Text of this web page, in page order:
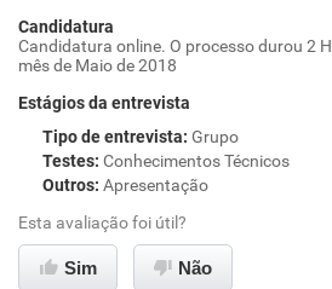
Candidatura
Candidatura online. O processo durou 2
mês de Maio de 2018
Estágios da entrevista
Tipo de entrevista: Grupo
Testes: Conhecimentos Técnicos
Outros: Apresentação
Esta avaliação foi útil?
Sim Não